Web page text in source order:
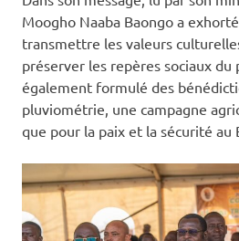
Moogho Naaba Baongo a
transmettre les valeurs
préserver les repères sociaux du
également formulé des
pluviométrie, une campagne
que pour la paix et la sécurité au